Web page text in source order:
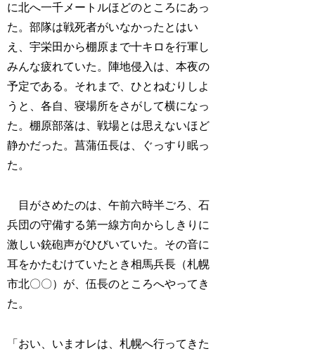
に北へ一千メートルほどのところにあっ
た。部隊は戦死者がいなかったとはい
え、宇栄田から棚原まで十キロを行軍し
みんな疲れていた。陣地侵入は、本夜の
予定である。それまで、ひとねむりしよ
うと、各自、寝場所をさがして横になっ
た。棚原部落は、戦場とは思えないほど
静かだった。菖蒲伍長は、ぐっすり眠っ
た。
目がさめたのは、午前六時半ごろ、石
兵団の守備する第一線方向からしきりに
激しい銃砲声がひびいていた。その音に
耳をかたむけていたとき相馬兵長（札幌
市北〇〇）が、伍長のところへやってき
た。
「おい、いまオレは、札幌へ行ってきた